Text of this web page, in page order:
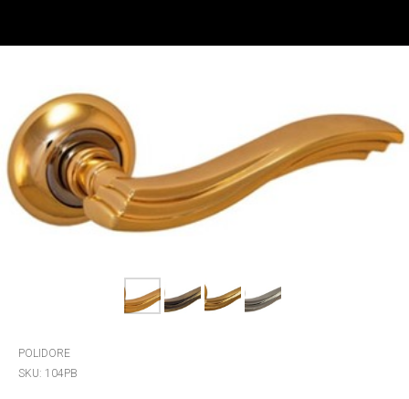
POLIDORE
SKU: 104PB